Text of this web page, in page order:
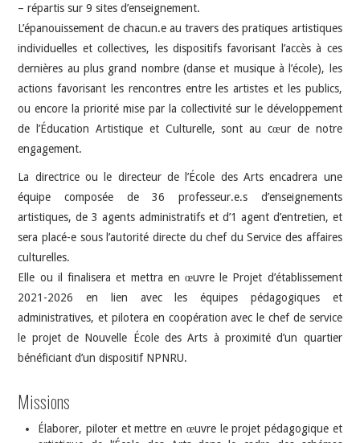
– répartis sur 9 sites d’enseignement.
L’épanouissement de chacun.e au travers des pratiques artistiques
individuelles et collectives, les dispositifs favorisant l’accès à ces
dernières au plus grand nombre (danse et musique à l’école), les
actions favorisant les rencontres entre les artistes et les publics,
ou encore la priorité mise par la collectivité sur le développement
de l’Éducation Artistique et Culturelle, sont au cœur de notre
engagement.
La directrice ou le directeur de l’École des Arts encadrera une
équipe composée de 36 professeur.e.s d’enseignements
artistiques, de 3 agents administratifs et d’1 agent d’entretien, et
sera placé-e sous l’autorité directe du chef du Service des affaires
culturelles.
Elle ou il finalisera et mettra en œuvre le Projet d’établissement
2021-2026 en lien avec les équipes pédagogiques et
administratives, et pilotera en coopération avec le chef de service
le projet de Nouvelle École des Arts à proximité d’un quartier
bénéficiant d’un dispositif NPNRU.
Missions
Élaborer, piloter et mettre en œuvre le projet pédagogique et